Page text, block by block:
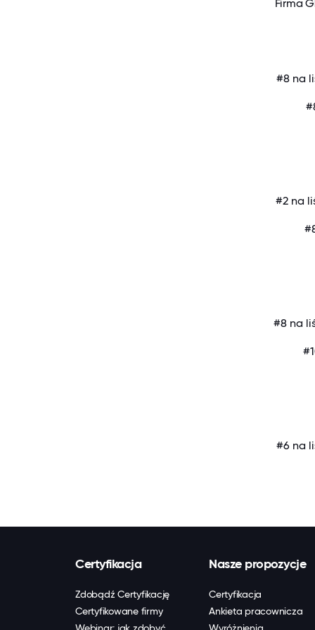
Firma
#8 na
#2 na
#8 na
#6 na
Certyfikacja
Zdobądź Certyfikację
Certyfikowane firmy
Nasze propozycje
Certyfikacja
Ankieta pracownicza